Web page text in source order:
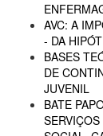
AVC: A
- DA
BASES
DE
JUVENIL
BATE